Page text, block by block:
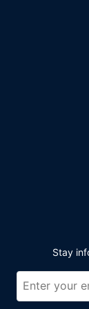
будним
Для
бизнес-
Stay